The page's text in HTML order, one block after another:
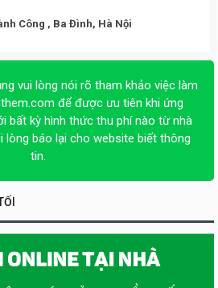
Công , Ba Đình, Hà Nội
vui lòng nói rõ tham khảo việc làm
để được ưu tiên khi ứng
bất kỳ hình thức thu phí nào từ nhà
lòng báo lại cho website biết thông
tin.